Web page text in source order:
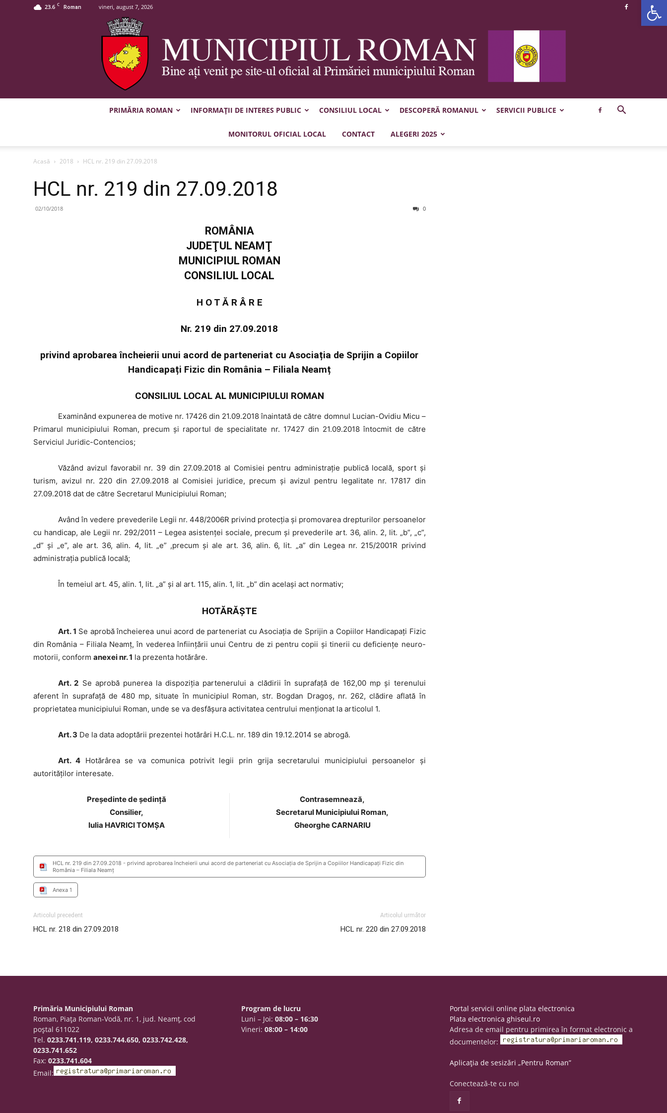
23.6 C Roman vineri, august 7, 2026
Municipiul
PRIMĂRIA ROMAN INFORMAȚII DE INTERES PUBLIC CONSILIUL LOCAL DESCOPERĂ ROMANUL SERVICII PUBLICE
MONITORUL OFICIAL LOCAL CONTACT ALEGERI 2025
Acasă 2018 HCL nr. 219 din 27.09.2018
HCL nr. 219 din 27.09.2018
02/10/2018 0
ROMÂNIA
JUDEŢUL NEAMŢ
MUNICIPIUL ROMAN
CONSILIUL LOCAL
H O T Ă R Â R E
Nr. 219 din 27.09.2018
privind aprobarea încheierii unui acord de parteneriat cu Asociația de Sprijin a Copiilor
Handicapați Fizic din România – Filiala Neamț
CONSILIUL LOCAL AL MUNICIPIULUI ROMAN
Examinând expunerea de motive nr. 17426 din 21.09.2018 înaintată de către domnul Lucian-Ovidiu Micu –
Primarul municipiului Roman, precum şi raportul de specialitate nr. 17427 din 21.09.2018 întocmit de către
Serviciul Juridic-Contencios;
Văzând avizul favorabil nr. 39 din 27.09.2018 al Comisiei pentru administrație publică locală, sport și
turism, avizul nr. 220 din 27.09.2018 al Comisiei juridice, precum şi avizul pentru legalitate nr. 17817 din
27.09.2018 dat de către Secretarul Municipiului Roman;
Având în vedere prevederile Legii nr. 448/2006R privind protecţia şi promovarea drepturilor persoanelor
cu handicap, ale Legii nr. 292/2011 – Legea asistenței sociale, precum și prevederile art. 36, alin. 2, lit. „b”, „c”,
„d” și „e”, ale art. 36, alin. 4, lit. „e” ,precum şi ale art. 36, alin. 6, lit. „a” din Legea nr. 215/2001R privind
administraţia publică locală;
În temeiul art. 45, alin. 1, lit. „a” şi al art. 115, alin. 1, lit. „b” din acelaşi act normativ;
HOTĂRĂŞTE
Art. 1 Se aprobă încheierea unui acord de parteneriat cu Asociația de Sprijin a Copiilor Handicapați Fizic
din România – Filiala Neamț, în vederea înființării unui Centru de zi pentru copii și tinerii cu deficiențe neuro-
motorii, conformanexei nr. 1 la prezenta hotărâre.
Art. 2 Se aprobă punerea la dispoziția partenerului a clădirii în suprafață de 162,00 mp și terenului
aferent în suprafață de 480 mp, situate în municipiul Roman, str. Bogdan Dragoș, nr. 262, clădire aflată în
proprietatea municipiului Roman, unde se va desfășura activitatea centrului menționat la articolul 1.
Art. 3 De la data adoptării prezentei hotărâri H.C.L. nr. 189 din 19.12.2014 se abrogă.
Art. 4Hotărârea se va comunica potrivit legii prin grija secretarului municipiului persoanelor şi
autorităţilor interesate.
Preşedinte de şedinţă
Consilier,
Iulia HAVRICI TOMȘA
Contrasemnează,
Secretarul Municipiului Roman,
Gheorghe CARNARIU
HCL nr. 219 din 27.09.2018 - privind aprobarea încheierii unui acord de parteneriat cu Asociația de Sprijin a Copiilor Handicapați Fizic din
România – Filiala Neamț
Anexa 1
Articolul precedent
HCL nr. 218 din 27.09.2018
Articolul următor
HCL nr. 220 din 27.09.2018
Primăria Municipiului Roman
Roman, Piaţa Roman-Vodă, nr. 1, jud. Neamţ, cod
poştal 611022
Tel.0233.741.119, 0233.744.650, 0233.742.428,
0233.741.652
Fax:0233.741.604
Email:
Program de lucru
Luni – Joi:08:00 – 16:30
Vineri:08:00 – 14:00
Portal servicii online plata electronica
Plata electronica ghiseul.ro
Adresa de email pentru primirea în format electronic a
documentelor:
Aplicația de sesizări „Pentru Roman”
Conectează-te cu noi